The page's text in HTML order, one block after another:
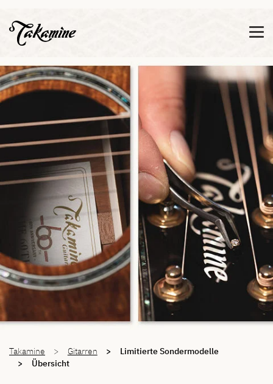
Diese Meldung nicht mehr anzeigen
Takamine Gitarren
Limitierte Sondermodelle
Übersicht